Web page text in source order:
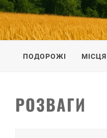
ПОДОРОЖI ПО
ПОДОРОЖІ МІСЦЯ
РОЗВАГИ